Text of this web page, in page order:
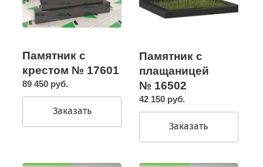
Памятник с
крестом № 17601
89 450 руб.
Заказать
Памятник с
плащаницей
№ 16502
42 150 руб.
Заказать